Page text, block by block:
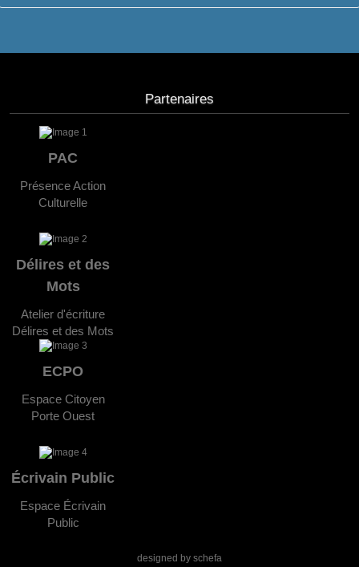
Partenaires
PAC
Présence Action
Culturelle
Délires et des
Mots
Atelier d'écriture
Délires et des Mots
ECPO
Espace Citoyen
Porte Ouest
Écrivain Public
Espace Écrivain
Public
designed by schefa